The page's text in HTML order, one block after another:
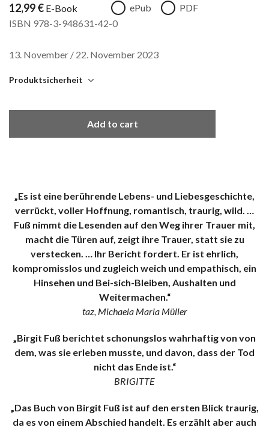
12,99€ E-Book ePub
PDF
ISBN 978-3-948631-42-0
13. November / 22. November 2023
Produktsicherheit
entbehrlich.
Add to cart
„Es ist eine berührende Lebens- und Liebesgeschichte,
verrückt, voller Hoffnung, romantisch, traurig, wild. …
Fuß nimmt die Lesenden auf den Weg ihrer Trauer mit,
macht die Türen auf, zeigt ihre Trauer, statt sie zu
verstecken. … Ihr Bericht fordert. Er ist ehrlich,
kompromisslos und zugleich weich und empathisch, ein
Hinsehen und Bei-sich-Bleiben, Aushalten und
Weitermachen.“
taz, Michaela Maria Müller
„Birgit Fuß berichtet schonungslos wahrhaftig von von
dem, was sie erleben musste, und davon, dass der Tod
nicht das Ende ist.“
BRIGITTE
„Das Buch von Birgit Fuß ist auf den ersten Blick traurig,
da es von einem Abschied handelt. Es erzählt aber auch